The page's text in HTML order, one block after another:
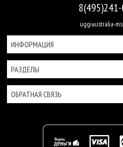
uggiaustralia-
ИНФОРМАЦИЯ
РАЗДЕЛЫ
ОБРАТНАЯ СВЯЗЬ